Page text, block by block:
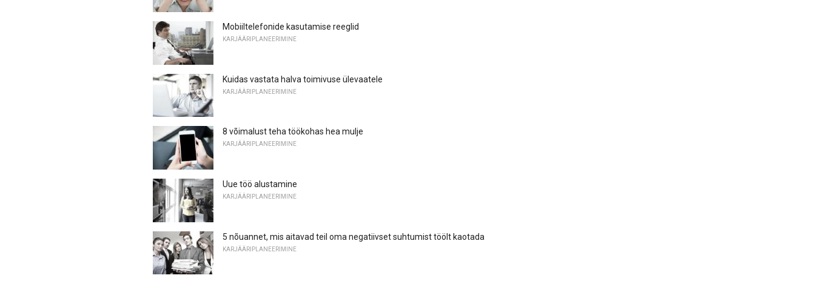
Mobiiltelefonide kasutamise reeglid
KARJÄÄRIPLANEERIMINE
Kuidas vastata halva toimivuse ülevaatele
KARJÄÄRIPLANEERIMINE
8 võimalust teha töökohas hea mulje
KARJÄÄRIPLANEERIMINE
Uue töö alustamine
KARJÄÄRIPLANEERIMINE
5 nõuannet, mis aitavad teil oma negatiivset suhtumist töölt kaotada
KARJÄÄRIPLANEERIMINE